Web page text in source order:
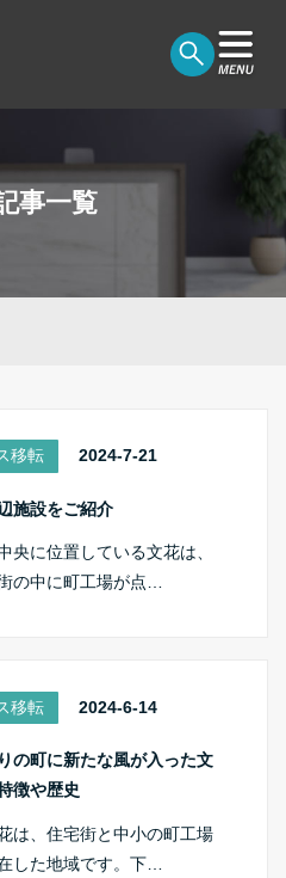
事一覧
移転 2024-7-21
施設をご紹介
央に位置している文花は、
の中に町工場が点…
移転 2024-6-14
の町に新たな風が入った文
徴や歴史
は、住宅街と中小の町工場
した地域です。下…